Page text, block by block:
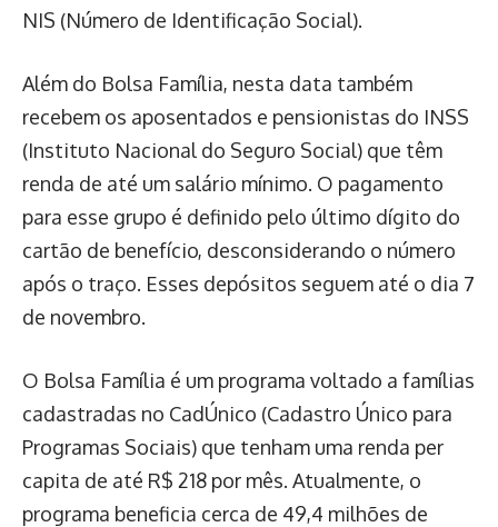
NIS (Número de Identificação Social).
Além do Bolsa Família, nesta data também
recebem os aposentados e pensionistas do INSS
(Instituto Nacional do Seguro Social) que têm
renda de até um salário mínimo. O pagamento
para esse grupo é definido pelo último dígito do
cartão de benefício, desconsiderando o número
após o traço. Esses depósitos seguem até o dia 7
de novembro.
O Bolsa Família é um programa voltado a famílias
cadastradas no CadÚnico (Cadastro Único para
Programas Sociais) que tenham uma renda per
capita de até R$ 218 por mês. Atualmente, o
programa beneficia cerca de 49,4 milhões de